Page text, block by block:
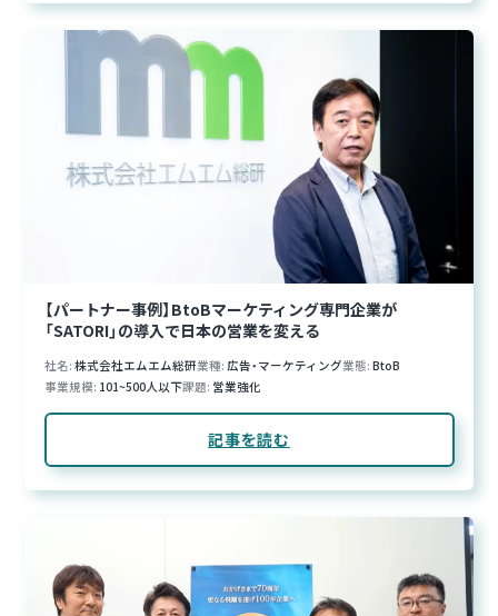
【パートナー事例】BtoBマーケティング専門企業が
「SATORI」の導入で日本の営業を変える
社名 株式会社エムエム総研業種 広告・マーケティング業態 BtoB
事業規模 101~500人以下課題 営業強化
記事を読む